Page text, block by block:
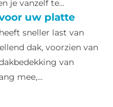
je vanzelf te...
uw platte
sneller last van
dak, voorzien van
van
mee,...